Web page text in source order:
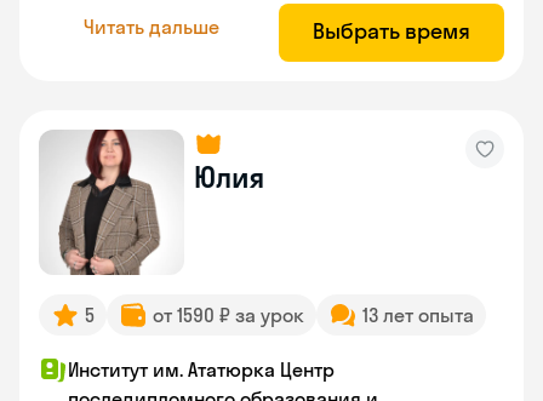
Читать дальше Выбрать время
Юлия
5 от 1590 ₽ за урок 13 лет опыта
Институт им. Ататюрка Центр